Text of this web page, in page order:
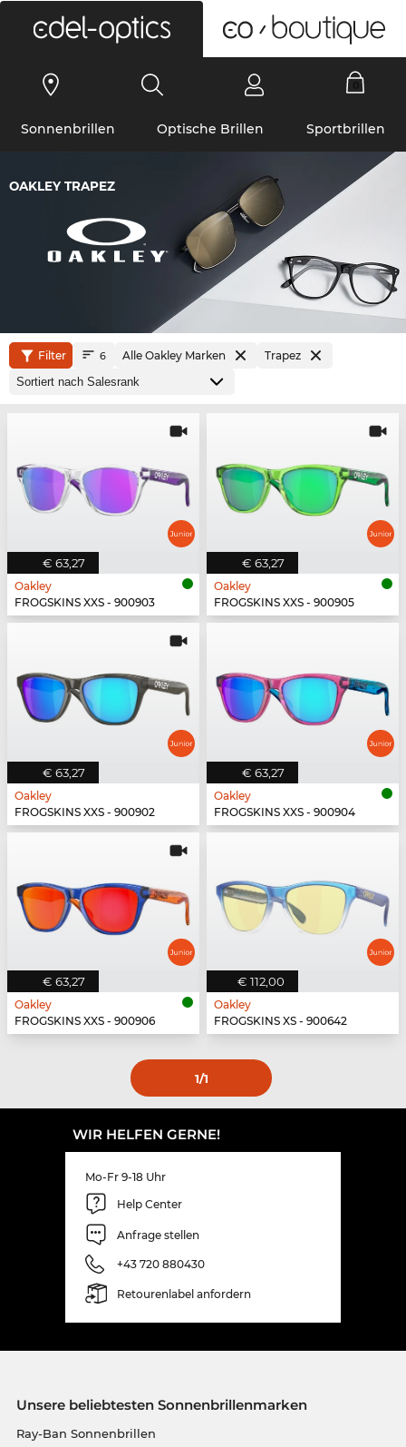
Sonnenbrillen Optische Brillen Sportbrillen
OAKLEY TRAPEZ
Filter 6 Alle Oakley Marken Trapez
€ 63,27
Oakley
FROGSKINS XXS - 900903
€ 63,27
Oakley
FROGSKINS XXS - 900905
€ 63,27
Oakley
FROGSKINS XXS - 900902
€ 63,27
Oakley
FROGSKINS XXS - 900904
€ 63,27
Oakley
FROGSKINS XXS - 900906
€ 112,00
Oakley
FROGSKINS XS - 900642
1/1
WIR HELFEN GERNE!
Mo-Fr 9-18 Uhr
Help Center
Anfrage stellen
+43 720 880430
Retourenlabel anfordern
Unsere beliebtesten Sonnenbrillenmarken
Ray-Ban Sonnenbrillen